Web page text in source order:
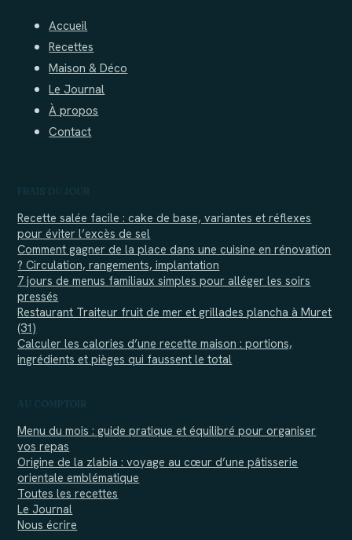
Accueil
Recettes
Maison & Déco
Le Journal
À propos
Contact
Recette salée facile : cake de base, variantes et réflexes
pour éviter l’excès de sel
Comment gagner de la place dans une cuisine en rénovation
? Circulation, rangements, implantation
7 jours de menus familiaux simples pour alléger les soirs
pressés
Restaurant Traiteur fruit de mer et grillades plancha à Muret
(31)
Calculer les calories d’une recette maison : portions,
ingrédients et pièges qui faussent le total
Menu du mois : guide pratique et équilibré pour organiser
vos repas
Origine de la zlabia : voyage au cœur d’une pâtisserie
orientale emblématique
Toutes les recettes
Le Journal
Nous écrire